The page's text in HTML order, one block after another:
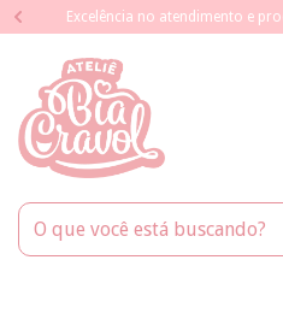
Excelência no atendimento e